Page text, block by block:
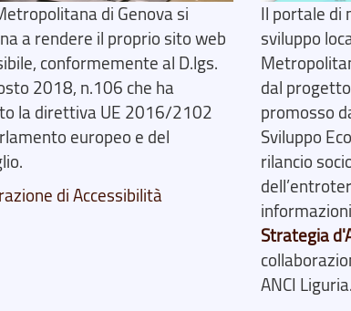
di Genova si
a rendere il proprio sito web
conformemente al D.lgs.
2018, n.106 che ha
la direttiva UE 2016/2102
europeo e del
di Accessibilità
Il portale di
sviluppo
dal
promosso
Sviluppo
rilancio
Strategia
ANCI Liguria.